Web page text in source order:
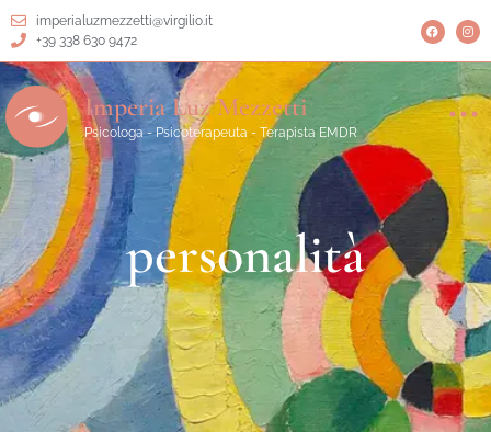
imperialuzmezzetti@virgilio.it
+39 338 630 9472
Imperia Luz Mezzetti
Psicologa - Psicoterapeuta - Terapista EMDR
personalità